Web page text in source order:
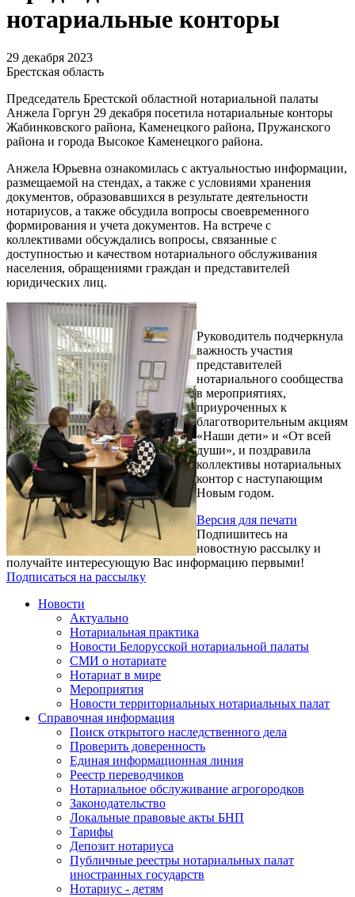
нотариальные конторы
29 декабря 2023
Брестская область
Председатель Брестской областной нотариальной палаты
Анжела Горгун 29 декабря посетила нотариальные конторы
Жабинковского района, Каменецкого района, Пружанского
района и города Высокое Каменецкого района.
Анжела Юрьевна ознакомилась с актуальностью информации,
размещаемой на стендах, а также с условиями хранения
документов, образовавшихся в результате деятельности
нотариусов, а также обсудила вопросы своевременного
формирования и учета документов. На встрече с
коллективами обсуждались вопросы, связанные с
доступностью и качеством нотариального обслуживания
населения, обращениями граждан и представителей
юридических лиц.
Руководитель подчеркнула
важность участия
представителей
нотариального сообщества
в мероприятиях,
приуроченных к
благотворительным акциям
«Наши дети» и «От всей
души», и поздравила
коллективы нотариальных
контор с наступающим
Новым годом.
Версия для печати
Подпишитесь на
новостную рассылку и
получайте интересующую Вас информацию первыми!
Подписаться на рассылку
Новости
Актуально
Нотариальная практика
Новости Белорусской нотариальной палаты
СМИ о нотариате
Нотариат в мире
Мероприятия
Новости территориальных нотариальных палат
Справочная информация
Поиск открытого наследственного дела
Проверить доверенность
Единая информационная линия
Реестр переводчиков
Нотариальное обслуживание агрогородков
Законодательство
Локальные правовые акты БНП
Тарифы
Депозит нотариуса
Публичные реестры нотариальных палат
иностранных государств
Нотариус - детям